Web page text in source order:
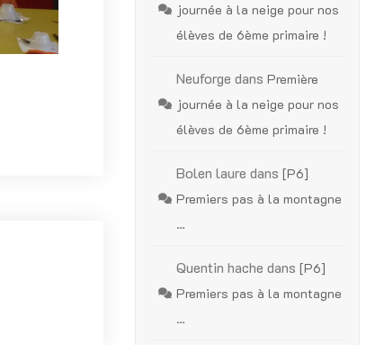
journée à la neige pour nos
élèves de 6ème primaire !
Neuforge dansPremière
journée à la neige pour nos
élèves de 6ème primaire !
Bolen laure dans[P6]
Premiers pas à la montagne
…
Quentin hache dans[P6]
Premiers pas à la montagne
…